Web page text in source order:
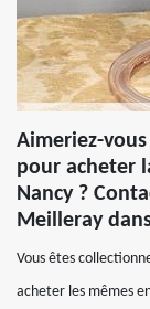
Aimeriez-
pour acheter
Nancy ?
Meilleray
Vous êtes
acheter les mêmes